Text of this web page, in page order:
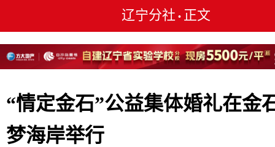
辽宁分社 • 正文
“情定金石”公益集体婚礼在金
梦海岸举行